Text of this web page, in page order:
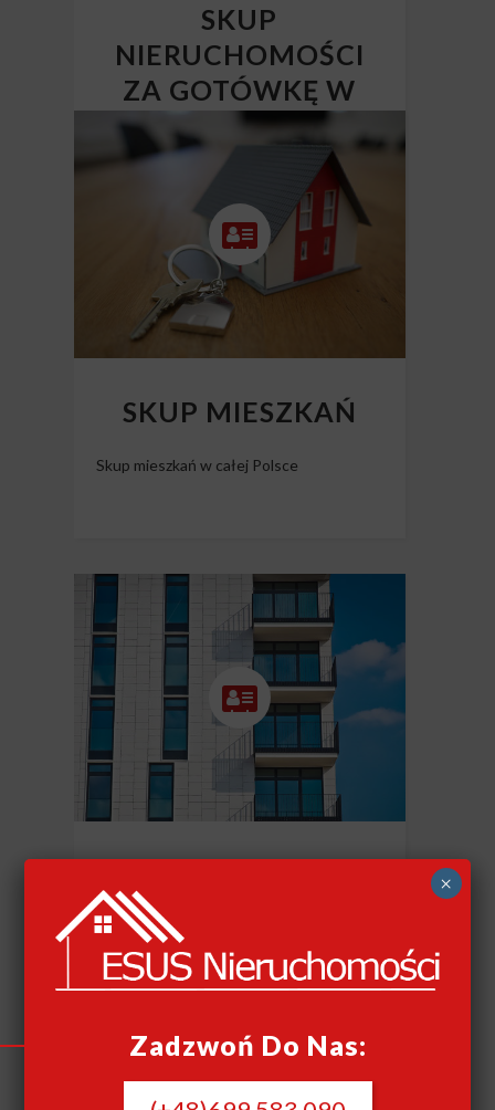
SKUP
NIERUCHOMOŚCI
ZA GOTÓWKĘ W
CAŁEJ POLSCE
Skup nieruchomości Polska
SKUP MIESZKAŃ
Skup mieszkań w całej Polsce
NIERUCHOMOŚCI
CAŁY KRAJ
Zadzwoń Do Nas:
×